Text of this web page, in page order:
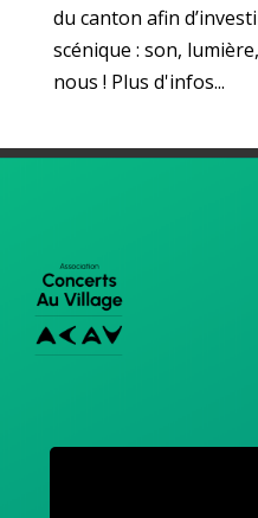
du canton afin
scénique : son,
nous ! Plus d'infos...